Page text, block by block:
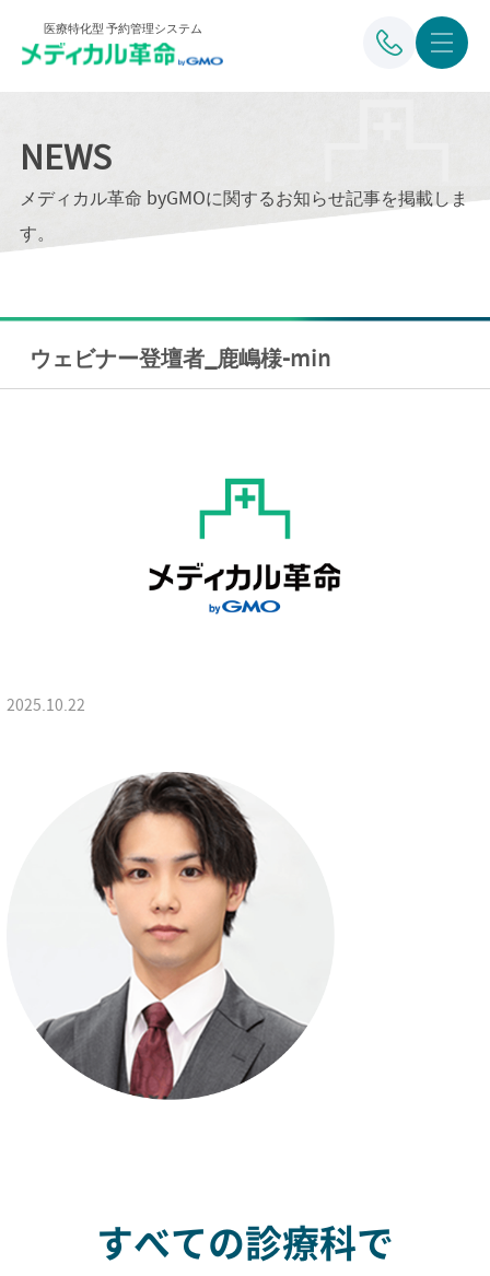
医療特化型 予約管理システム
NEWS
メディカル革命 byGMOに関するお知らせ記事を掲載しま
す。
ウェビナー登壇者_鹿嶋様-min
2025.10.22
すべての診療科で